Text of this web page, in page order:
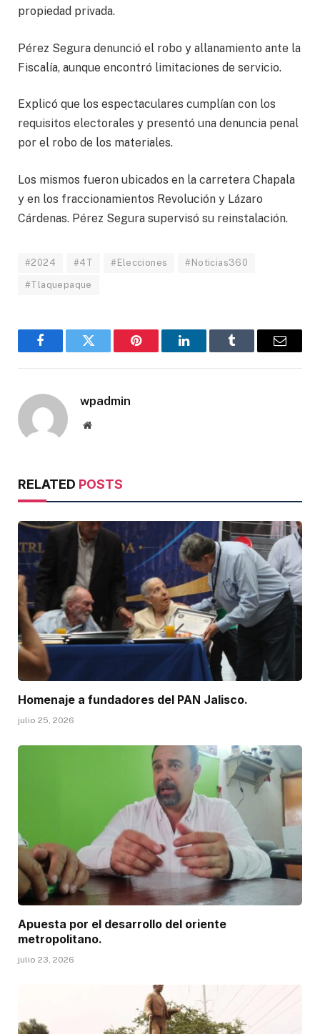
propiedad privada.
Pérez Segura denunció el robo y allanamiento ante la
Fiscalía, aunque encontró limitaciones de servicio.
Explicó que los espectaculares cumplían con los
requisitos electorales y presentó una denuncia penal
por el robo de los materiales.
Los mismos fueron ubicados en la carretera Chapala
y en los fraccionamientos Revolución y Lázaro
Cárdenas. Pérez Segura supervisó su reinstalación.
#2024 #4T #Elecciones #Noticias360
#Tlaquepaque
FacebookTwitter Pinterest LinkedInTumblr Email
wpadmin
Website
RELATED POSTS
Homenaje a fundadores del PAN Jalisco.
julio 25, 2026
Apuesta por el desarrollo del oriente
metropolitano.
julio 23, 2026